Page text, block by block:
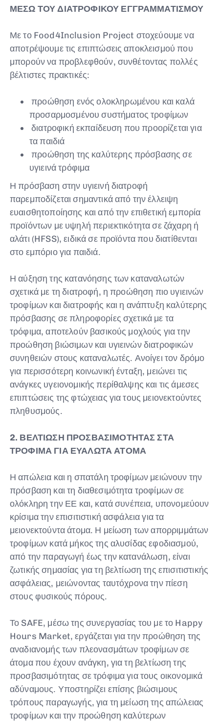
ΜΕΣΩ ΤΟΥ ΔΙΑΤΡΟΦΙΚΟΥ ΕΓΓΡΑΜΜΑΤΙΣΜΟΥ
Με το Food4Inclusion Project στοχεύουμε να
αποτρέψουμε τις επιπτώσεις αποκλεισμού που
μπορούν να προβλεφθούν, συνθέτοντας πολλές
βέλτιστες πρακτικές:
προώθηση ενός ολοκληρωμένου και καλά
προσαρμοσμένου συστήματος τροφίμων
διατροφική εκπαίδευση που προορίζεται για
τα παιδιά
προώθηση της καλύτερης πρόσβασης σε
υγιεινά τρόφιμα
Η πρόσβαση στην υγιεινή διατροφή
παρεμποδίζεται σημαντικά από την έλλειψη
ευαισθητοποίησης και από την επιθετική εμπορία
προϊόντων με υψηλή περιεκτικότητα σε ζάχαρη ή
αλάτι (HFSS), ειδικά σε προϊόντα που διατίθενται
στο εμπόριο για παιδιά.
Η αύξηση της κατανόησης των καταναλωτών
σχετικά με τη διατροφή, η προώθηση πιο υγιεινών
τροφίμων και διατροφής και η ανάπτυξη καλύτερης
πρόσβασης σε πληροφορίες σχετικά με τα
τρόφιμα, αποτελούν βασικούς μοχλούς για την
προώθηση βιώσιμων και υγιεινών διατροφικών
συνηθειών στους καταναλωτές. Ανοίγει τον δρόμο
για περισσότερη κοινωνική ένταξη, μειώνει τις
ανάγκες υγειονομικής περίθαλψης και τις άμεσες
επιπτώσεις της φτώχειας για τους μειονεκτούντες
πληθυσμούς.
2. ΒΕΛΤΙΩΣΗ ΠΡΟΣΒΑΣΙΜΟΤΗΤΑΣ ΣΤΑ
ΤΡΟΦΙΜΑ ΓΙΑ ΕΥΑΛΩΤΑ ΑΤΟΜΑ
Η απώλεια και η σπατάλη τροφίμων μειώνουν την
πρόσβαση και τη διαθεσιμότητα τροφίμων σε
ολόκληρη την ΕΕ και, κατά συνέπεια, υπονομεύουν
κρίσιμα την επισιτιστική ασφάλεια για τα
μειονεκτούντα άτομα. Η μείωση των απορριμμάτων
τροφίμων κατά μήκος της αλυσίδας εφοδιασμού,
από την παραγωγή έως την κατανάλωση, είναι
ζωτικής σημασίας για τη βελτίωση της επισιτιστικής
ασφάλειας, μειώνοντας ταυτόχρονα την πίεση
στους φυσικούς πόρους.
Το SAFE, μέσω της συνεργασίας του με το Happy
Hours Market, εργάζεται για την προώθηση της
αναδιανομής των πλεονασμάτων τροφίμων σε
άτομα που έχουν ανάγκη, για τη βελτίωση της
προσβασιμότητας σε τρόφιμα για τους οικονομικά
αδύναμους. Υποστηρίζει επίσης βιώσιμους
τρόπους παραγωγής, για τη μείωση της απώλειας
τροφίμων και την προώθηση καλύτερων